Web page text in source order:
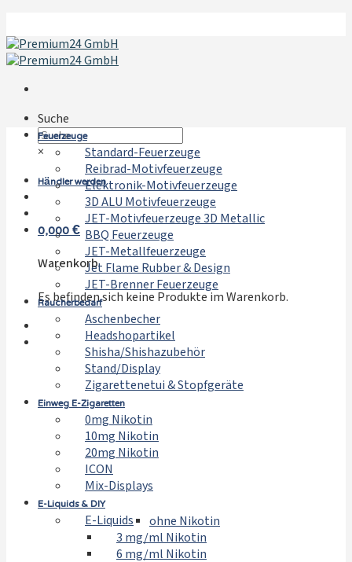
Inhalt
springen
Suche
×
Händler werden
0,000€
Warenkorb
Es befinden sich keine Produkte im Warenkorb.
Feuerzeuge
Standard-Feuerzeuge
Reibrad-Motivfeuerzeuge
Elektronik-Motivfeuerzeuge
3D ALU Motivfeuerzeuge
JET-Motivfeuerzeuge 3D Metallic
BBQ Feuerzeuge
JET-Metallfeuerzeuge
Jet Flame Rubber & Design
JET-Brenner Feuerzeuge
Raucherbedarf
Aschenbecher
Headshopartikel
Shisha/Shishazubehör
Stand/Display
Zigarettenetui & Stopfgeräte
Einweg E-Zigaretten
0mg Nikotin
10mg Nikotin
20mg Nikotin
ICON
Mix-Displays
E-Liquids & DIY
E-Liquids
ohne Nikotin
3 mg/ml Nikotin
6 mg/ml Nikotin